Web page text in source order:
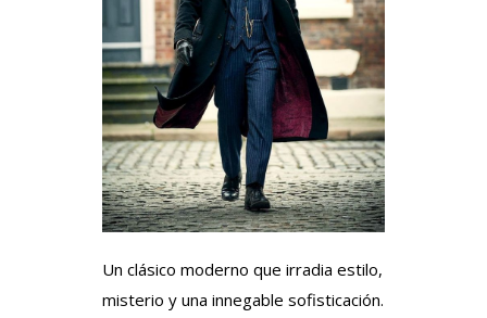
Un clásico moderno que irradia estilo,
misterio y una innegable sofisticación.